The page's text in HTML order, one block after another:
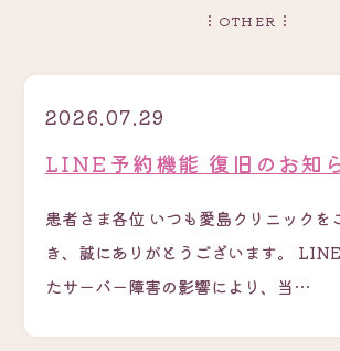
OTHER
2026.07.29
LINE予約機能 復旧のお知
患者さま各位 いつも愛島クリニックを
き、誠にありがとうございます。
たサーバー障害の影響により、当…